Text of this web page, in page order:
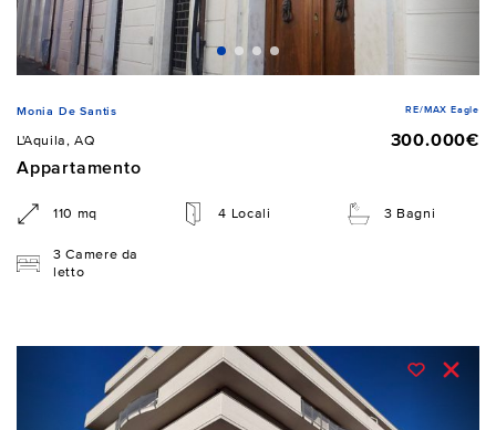
Monia De Santis RE/MAX Eagle
L'Aquila, AQ
300.000€
Appartamento
110 mq 4 Locali 3 Bagni
3 Camere da
letto